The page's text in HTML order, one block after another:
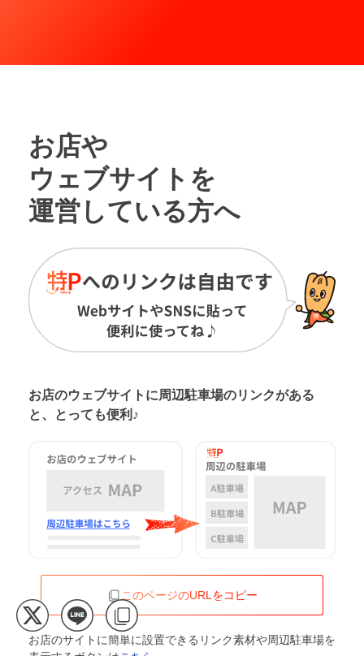
お店や
ウェブサイトを
運営している方へ
お店のウェブサイトに周辺駐車場のリンクがある
と、とっても便利♪
このページのURLをコピー
お店のサイトに簡単に設置できるリンク素材や周辺駐車場を